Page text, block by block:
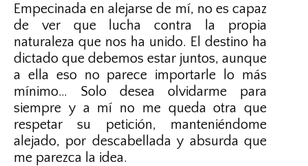
Empecinada en alejarse de mí, no es capaz
de ver que lucha contra la propia
naturaleza que nos ha unido. El destino ha
dictado que debemos estar juntos, aunque
a ella eso no parece importarle lo más
mínimo… Solo desea olvidarme para
siempre y a mí no me queda otra que
respetar su petición, manteniéndome
alejado, por descabellada y absurda que
me parezca la idea.